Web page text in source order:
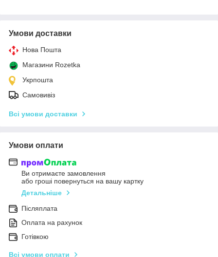
Умови доставки
Нова Пошта
Магазини Rozetka
Укрпошта
Самовивіз
Всі умови доставки
Умови оплати
Ви отримаєте замовлення
або гроші повернуться на вашу картку
Детальніше
Післяплата
Оплата на рахунок
Готівкою
Всі умови оплати